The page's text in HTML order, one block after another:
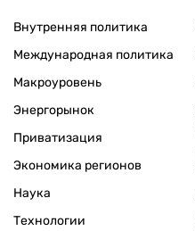
Внутренняя политика
Международная политика
Макроуровень
Энергорынок
Приватизация
Экономика регионов
Наука
Технологии